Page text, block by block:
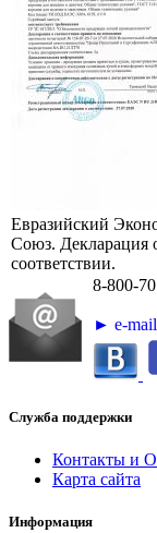
Евразийский
Союз. Декларация
соответствии.
8-800-
► e-
Служба поддержки
Контакты и
Карта сайта
Информация